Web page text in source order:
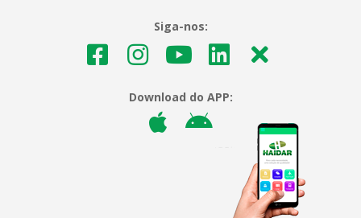
Siga-nos:
Download do APP: